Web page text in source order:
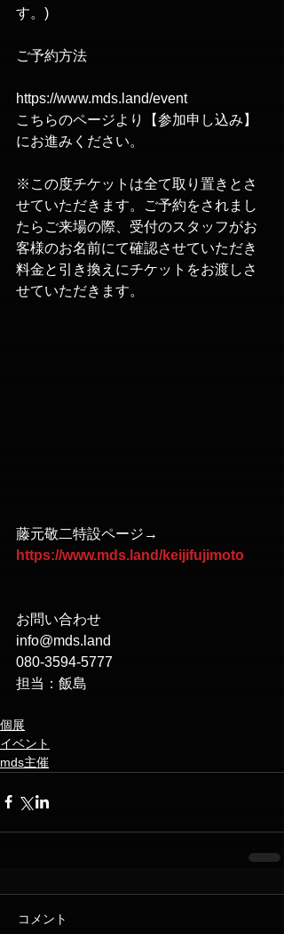
す。)
ご予約方法
https://www.mds.land/event
こちらのページより【参加申し込み】
にお進みください。
※この度チケットは全て取り置きとさ
せていただきます。ご予約をされまし
たらご来場の際、受付のスタッフがお
客様のお名前にて確認させていただき
料金と引き換えにチケットをお渡しさ
せていただきます。​
藤元敬二特設ページ→
https://www.mds.land/keijifujimoto
お問い合わせ
info@mds.land
080-3594-5777
担当：飯島
個展
イベント
mds主催
コメント